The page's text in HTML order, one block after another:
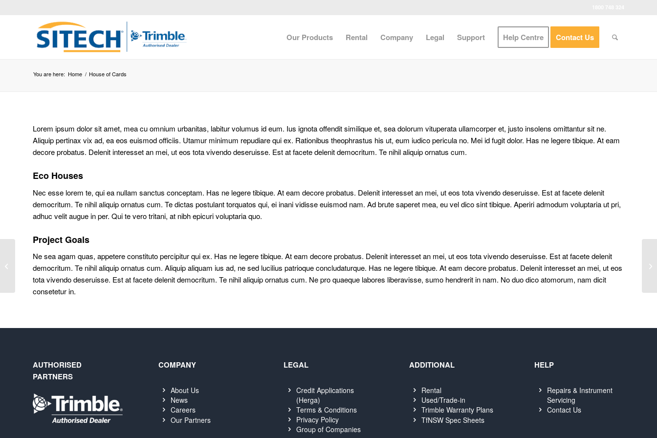
Our Products Rental Company Legal Support Help Centre Contact Us
You are here: Home / House of Cards
Lorem ipsum dolor sit amet, mea cu omnium urbanitas, labitur volumus id eum. Ius ignota offendit similique et, sea dolorum vituperata ullamcorper et, justo insolens omittantur sit ne.
Aliquip pertinax vix ad, ea eos euismod officiis. Utamur minimum repudiare qui ex. Rationibus theophrastus his ut, eum iudico pericula no. Mei id fugit dolor. Has ne legere tibique. At eam
decore probatus. Delenit interesset an mei, ut eos tota vivendo deseruisse. Est at facete delenit democritum. Te nihil aliquip ornatus cum.
Eco Houses
Nec esse lorem te, qui ea nullam sanctus conceptam. Has ne legere tibique. At eam decore probatus. Delenit interesset an mei, ut eos tota vivendo deseruisse. Est at facete delenit
democritum. Te nihil aliquip ornatus cum. Te dictas postulant torquatos qui, ei inani vidisse euismod nam. Ad brute saperet mea, eu vel dico sint tibique. Aperiri admodum voluptaria ut pri,
adhuc velit augue in per. Qui te vero tritani, at nibh epicuri voluptaria quo.
Project Goals
Ne sea agam quas, appetere constituto percipitur qui ex. Has ne legere tibique. At eam decore probatus. Delenit interesset an mei, ut eos tota vivendo deseruisse. Est at facete delenit
democritum. Te nihil aliquip ornatus cum. Aliquip aliquam ius ad, ne sed lucilius patrioque concludaturque. Has ne legere tibique. At eam decore probatus. Delenit interesset an mei, ut eos
tota vivendo deseruisse. Est at facete delenit democritum. Te nihil aliquip ornatus cum. Ne pro quaeque labores liberavisse, sumo hendrerit in nam. No duo dico atomorum, nam dicit
consetetur in.
AUTHORISED
PARTNERS
COMPANY
About Us
News
Careers
Our Partners
LEGAL
Credit Applications
(Herga)
Terms & Conditions
Privacy Policy
Group of Companies
ADDITIONAL
Rental
Used/Trade-in
Trimble Warranty Plans
TfNSW Spec Sheets
HELP
Repairs & Instrument
Servicing
Contact Us
Pool In Luxury Neighbourhood